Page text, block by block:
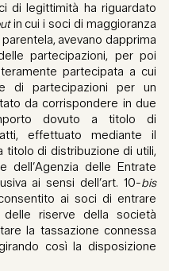
di legittimità ha riguardato
in cui i soci di maggioranza
avevano dapprima
partecipazioni, per poi
partecipata a cui
di partecipazioni per un
da corrispondere in due
dovuto a titolo di
effettuato mediante il
di distribuzione di utili,
delle Entrate
ai sensi dell’art. 10-bis
ai soci di entrare
riserve della società
la tassazione connessa
così la disposizione